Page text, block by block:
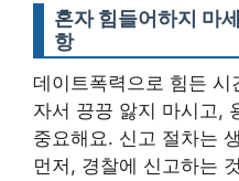
혼자 힘들어하지 마
항
데이트폭력으로 힘든 시
자서 끙끙 앓지 마시고,
중요해요. 신고 절차는
먼저, 경찰에 신고하는